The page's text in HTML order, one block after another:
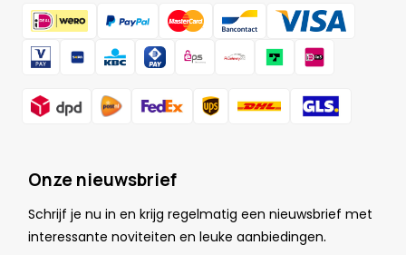
Onze nieuwsbrief
Schrijf je nu in en krijg regelmatig een nieuwsbrief met
interessante noviteiten en leuke aanbiedingen.